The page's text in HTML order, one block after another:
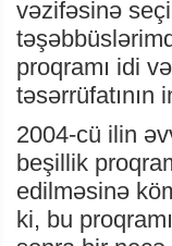
vəzifəsinə
proqramı idi
təsərrüfatının
2004-cü ilin
beşillik
edilməsinə
ki, bu